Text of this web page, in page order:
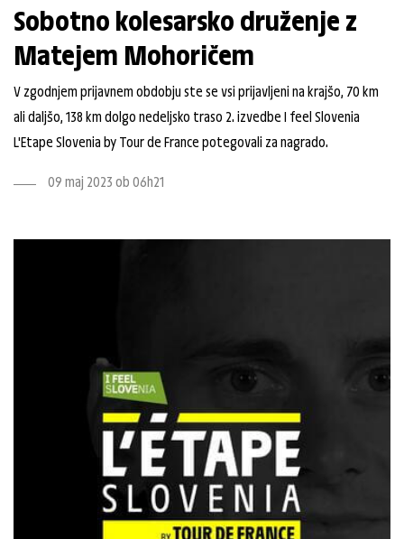
Sobotno kolesarsko druženje z
Matejem Mohoričem
V zgodnjem prijavnem obdobju ste se vsi prijavljeni na krajšo, 70 km
ali daljšo, 138 km dolgo nedeljsko traso 2. izvedbe I feel Slovenia
L'Etape Slovenia by Tour de France potegovali za nagrado.
09 maj 2023 ob 06h21